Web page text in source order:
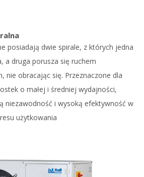
posiadają dwie spirale, z których jedna
a druga porusza się ruchem
nie obracając się. Przeznaczone dla
o małej i średniej wydajności,
niezawodność i wysoką efektywność w
użytkowania